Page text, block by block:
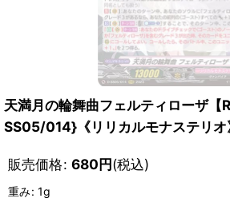
天満月の輪舞曲フェルティローザ【
SS05/014}《リリカルモナステリオ
販売価格: 680円(税込)
重み: 1g